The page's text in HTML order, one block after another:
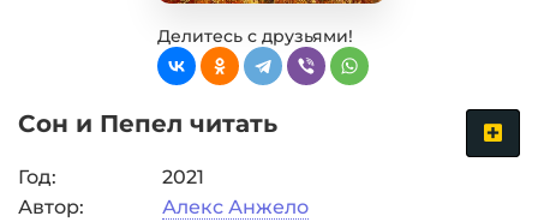
Делитесь с друзьями!
Сон и Пепел читать
Год:
2021
Автор:
Алекс Анжело